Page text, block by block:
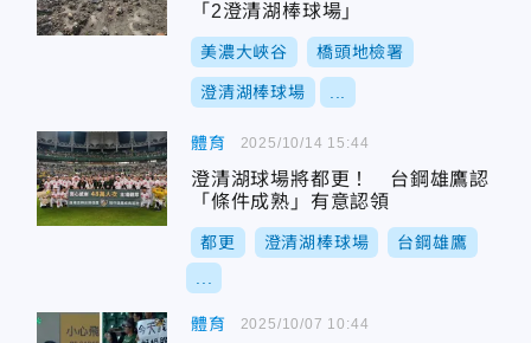
「2澄清湖棒球場」
美濃大峽谷 橋頭地檢署
澄清湖棒球場
體育
澄清湖球場將都更！ 台鋼雄鷹認
「條件成熟」有意認領
都更 澄清湖棒球場 台鋼雄鷹
2025/10/14 15:44
體育 2025/10/07 10:44